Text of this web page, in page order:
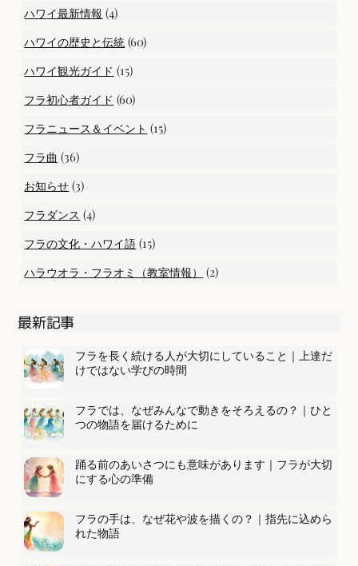
ハワイ最新情報 (4)
ハワイの歴史と伝統 (60)
ハワイ観光ガイド (15)
フラ初心者ガイド (60)
フラニュース＆イベント (15)
フラ曲 (36)
お知らせ (3)
フラダンス (4)
フラの文化・ハワイ語 (15)
ハラウオラ・フラオミ（教室情報） (2)
最新記事
フラを長く続ける人が大切にしていること｜上達だ
けではない学びの時間
フラでは、なぜみんなで動きをそろえるの？｜ひと
つの物語を届けるために
踊る前のあいさつにも意味があります｜フラが大切
にする心の準備
フラの手は、なぜ花や波を描くの？｜指先に込めら
れた物語